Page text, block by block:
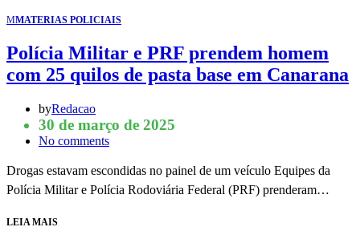
MMATERIAS POLICIAIS
Polícia Militar e PRF prendem homem
com 25 quilos de pasta base em Canarana
byRedacao
30 de março de 2025
No comments
Drogas estavam escondidas no painel de um veículo Equipes da
Polícia Militar e Polícia Rodoviária Federal (PRF) prenderam…
LEIA MAIS